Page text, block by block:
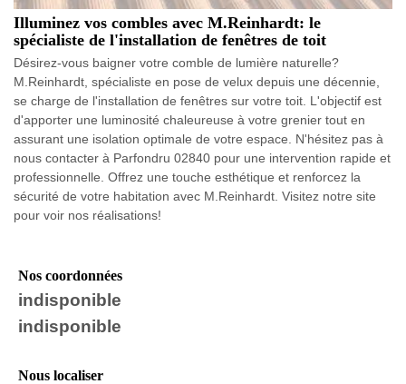
Illuminez vos combles avec M.Reinhardt: le
spécialiste de l'installation de fenêtres de toit
Désirez-vous baigner votre comble de lumière naturelle?
M.Reinhardt, spécialiste en pose de velux depuis une décennie,
se charge de l'installation de fenêtres sur votre toit. L'objectif est
d'apporter une luminosité chaleureuse à votre grenier tout en
assurant une isolation optimale de votre espace. N'hésitez pas à
nous contacter à Parfondru 02840 pour une intervention rapide et
professionnelle. Offrez une touche esthétique et renforcez la
sécurité de votre habitation avec M.Reinhardt. Visitez notre site
pour voir nos réalisations!
Nos coordonnées
indisponible
indisponible
Nous localiser